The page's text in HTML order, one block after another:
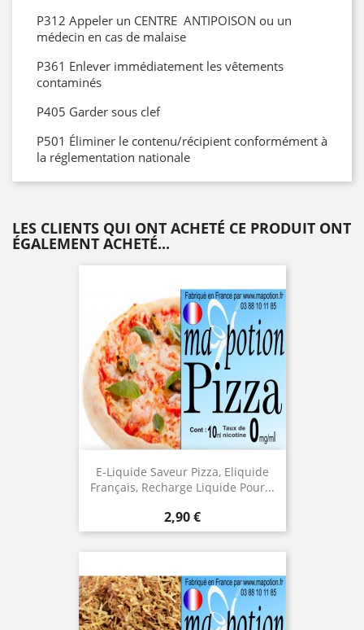
P312 Appeler un CENTRE ANTIPOISON ou un
médecin en cas de malaise
P361 Enlever immédiatement les vêtements
contaminés
P405 Garder sous clef
P501 Éliminer le contenu/récipient conformément à
la réglementation nationale
LES CLIENTS QUI ONT ACHETÉ CE PRODUIT ONT
ÉGALEMENT ACHETÉ...
E-Liquide Saveur Pizza, Eliquide
Français, Recharge Liquide Pour...
Prix
2,90 €